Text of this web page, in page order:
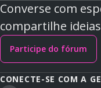
Converse com
compartilhe ideias
Participe do fórum
CONECTE-SE COM A